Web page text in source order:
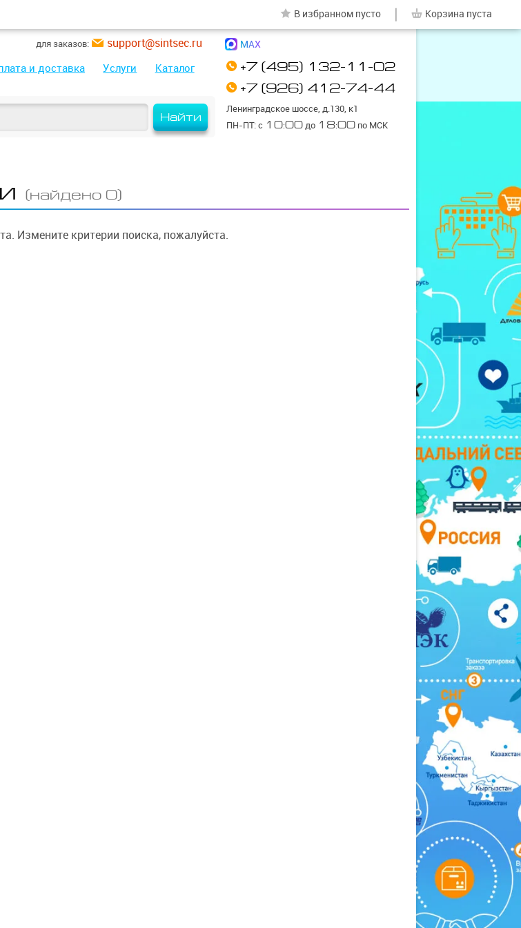
Найти
и доставка Услуги Каталог
+7 (495) 132-11-02
+7 (926) 412-74-44
Ленинградское шоссе, д.130, к1
ПН-ПТ: с 10:00 до 18:00 по МСК
для заказов: support@sintsec.ru MAX
В избранном пусто Корзина пуста
(найдено 0)
Измените критерии поиска, пожалуйста.